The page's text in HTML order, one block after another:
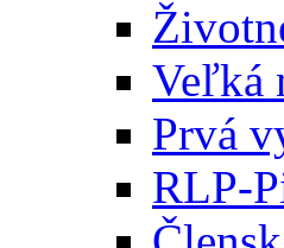
Veľká
Prvá
RLP-